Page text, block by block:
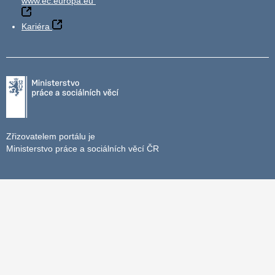
Kariéra
Zřizovatelem portálu je
Ministerstvo práce a sociálních věcí ČR